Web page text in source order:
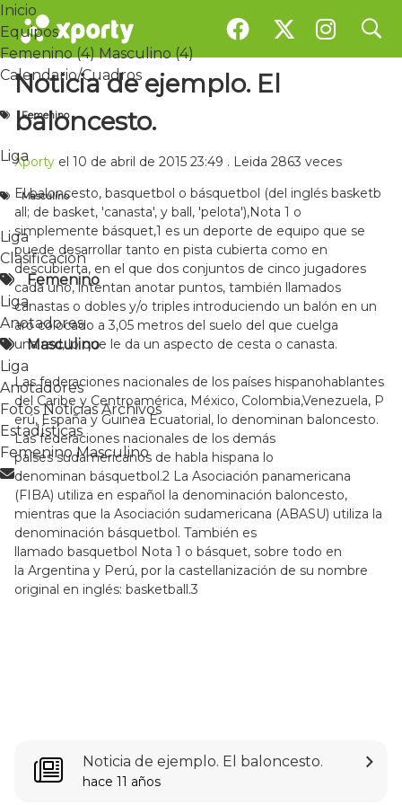
search
search
Demo Liga Baloncesto
Deportes Reunidos
InicioEquipos
Femenino (4)
Masculino (4)
Calendario / Cuadros
Femenino
Masculino
Liga
Clasificación
Femenino
Liga
Masculino
Liga
Fotos Noticias Archivos Estadísticas
Femenino Masculino
Inicio
Equipos
Femenino (4) Masculino (4)
Calendario/Cuadros
Femenino
Liga
Masculino
Liga
Clasificación
Femenino
Liga
Anotadores
Masculino
Liga
Anotadores
Fotos Noticias Archivos
Estadísticas
Femenino Masculino
Noticias
Noticia
Noticia de ejemplo. El
baloncesto.
Xporty el 10 de abril de 2015 23:49 . Leida 2863 veces
El baloncesto, basquetbol o básquetbol (del inglés basketb
all; de basket, 'canasta', y ball, 'pelota'),Nota 1 o
simplemente básquet,1 es un deporte de equipo que se
puede desarrollar tanto en pista cubierta como en
descubierta, en el que dos conjuntos de cinco jugadores
cada uno, intentan anotar puntos, también llamados
canastas o dobles y/o triples introduciendo un balón en un
aro colocado a 3,05 metros del suelo del que cuelga
una red, lo que le da un aspecto de cesta o canasta.
Las federaciones nacionales de los países hispanohablantes
del Caribe y Centroamérica, México, Colombia,Venezuela, P
erú, España y Guinea Ecuatorial, lo denominan baloncesto.
Las federaciones nacionales de los demás
países sudamericanos de habla hispana lo
denominan básquetbol.2 La Asociación panamericana
(FIBA) utiliza en español la denominación baloncesto,
mientras que la Asociación sudamericana (ABASU) utiliza la
denominación básquetbol. También es
llamado basquetbol Nota 1 o básquet, sobre todo en
la Argentina y Perú, por la castellanización de su nombre
original en inglés: basketball.3
Noticia de ejemplo. El baloncesto.
hace 11 años